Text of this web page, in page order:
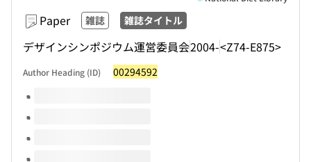
Paper 雑誌 雑誌タイトル
デザインシンポジウム運営委員会2004-<Z74-E875>
Author Heading (ID) 00294592
Volumes of this title